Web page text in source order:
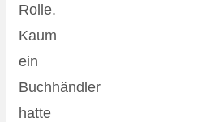
Rolle.
Kaum
ein
Buchhändler
hatte